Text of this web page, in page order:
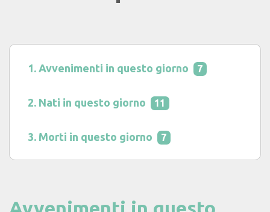
Avvenimenti in questo giorno 7
Nati in questo giorno 11
Morti in questo giorno 7